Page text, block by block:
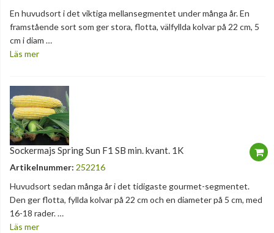
En huvudsort i det viktiga mellansegmentet under många år. En
framstående sort som ger stora, flotta, välfyllda kolvar på 22 cm, 5
cm i diam …
Läs mer
Sockermajs Spring Sun F1 SB min. kvant. 1K
Artikelnummer: 252216
Huvudsort sedan många år i det tidigaste gourmet-segmentet.
Den ger flotta, fyllda kolvar på 22 cm och en diameter på 5 cm, med
16-18 rader. …
Läs mer